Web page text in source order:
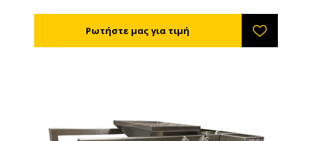
διάτρητο τύμπανο για αποστράγγιση και ανοξείδωτη
κάνουλα στον πάτο.